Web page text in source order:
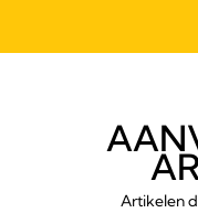
Artikelen